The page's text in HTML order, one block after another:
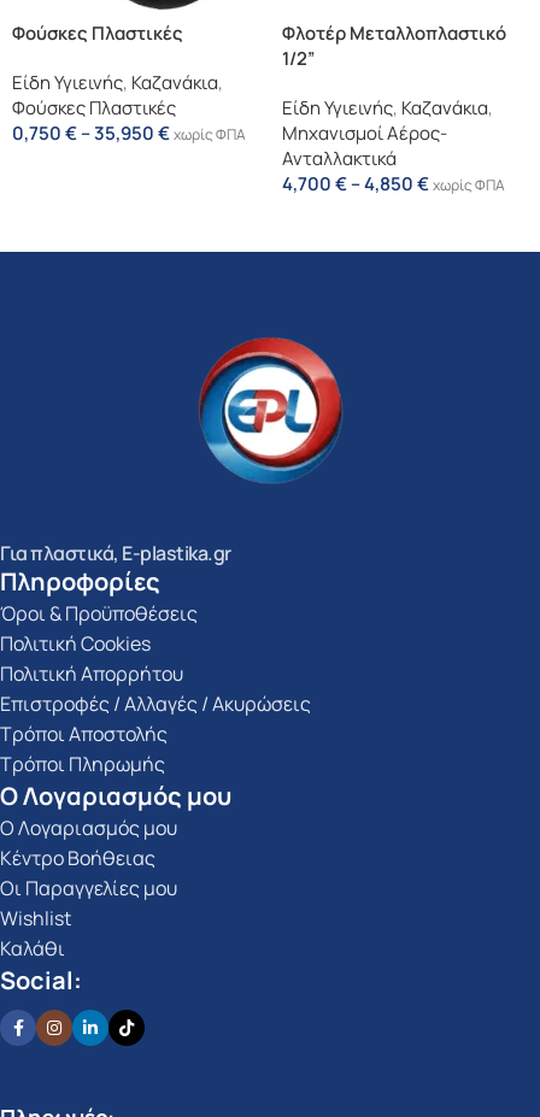
Φούσκες Πλαστικές
Είδη Υγιεινής, Καζανάκια,
Φούσκες Πλαστικές
0,750€–35,950€χωρίς ΦΠΑ
Φλοτέρ Μεταλλοπλαστικό
1/2”
Είδη Υγιεινής, Καζανάκια,
Μηχανισμοί Αέρος-
Ανταλλακτικά
4,700€–4,850€χωρίς ΦΠΑ
Για πλαστικά, E-plastika.gr
Πληροφορίες
Όροι & Προϋποθέσεις
Πολιτική Cookies
Πολιτική Απορρήτου
Επιστροφές / Αλλαγές / Ακυρώσεις
Τρόποι Αποστολής
Τρόποι Πληρωμής
Ο Λογαριασμός μου
Ο Λογαριασμός μου
Κέντρο Βοήθειας
Οι Παραγγελίες μου
Wishlist
Καλάθι
Social: